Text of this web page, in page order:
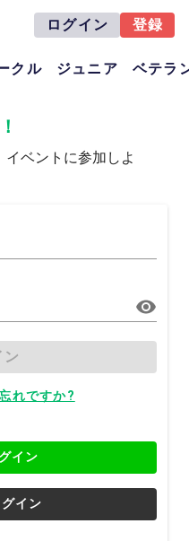
ログイン 登録
クル ジュニア ベテラ
ベントに参加しよ
ン
れですか?
イン
イン